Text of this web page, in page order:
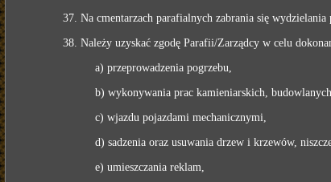
37. Na cmentarzach parafialnych zabrania się
38. Należy uzyskać zgodę Parafii/Zarządcy w celu
a) przeprowadzenia pogrzebu,
b) wykonywania prac kamieniarskich,
c) wjazdu pojazdami mechanicznymi,
d) sadzenia oraz usuwania drzew i krzewów,
e) umieszczania reklam,